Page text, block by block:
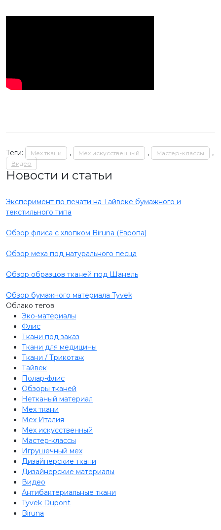
Теги: Мех ткани , Мех искусственный , Мастер-классы ,
Видео
Новости и статьи
Эксперимент по печати на Тайвеке бумажного и
текстильного типа
Обзор флиса с хлопком Biruna (Европа)
Обзор меха под натурального песца
Обзор образцов тканей под Шанель
Обзор бумажного материала Tyvek
Облако тегов
Эко-материалы
Флис
Ткани под заказ
Ткани для медицины
Ткани / Трикотаж
Тайвек
Полар-флис
Обзоры тканей
Нетканый материал
Мех ткани
Мех Италия
Мех искусственный
Мастер-классы
Игрушечный мех
Дизайнерские ткани
Дизайнерские материалы
Видео
Антибактериальные ткани
Tyvek Dupont
Biruna